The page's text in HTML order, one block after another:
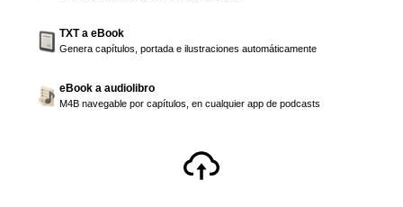
TXT a eBook
Genera capítulos, portada e ilustraciones automáticamente
eBook a audiolibro
M4B navegable por capítulos, en cualquier app de podcasts